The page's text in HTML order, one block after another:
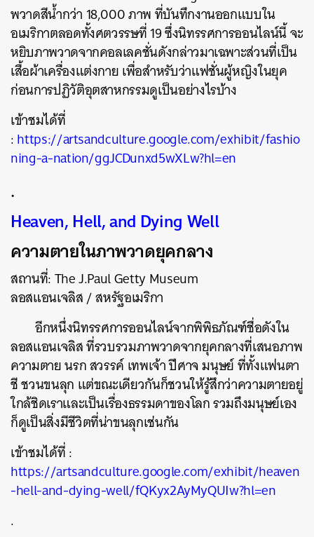
พวาดสีน้ำกว่า 18,000 ภาพ ที่บันทึกงานออกแบบใน
อเมริกาตลอดทั้งศตวรรษที่ 19 ซึ่งนิทรรศการออนไลน์นี้ จะ
หยิบภาพวาดจากคอลเลคชั่นดังกล่าวมาเฉพาะส่วนที่เป็น
เสื้อผ้าเครื่องแต่งกาย เพื่อสำหรับว่าแฟชั่นผู้หญิงในยุค
ก่อนการปฏิวัติอุตสาหกรรมดูเป็นอย่างไรบ้าง
เข้าชมได้ที่
:https://artsandculture.google.com/exhibit/fashio
ning-a-nation/ggJCDunxd5wXLw?hl=en
.
Heaven, Hell, and Dying Well
ความตายในภาพวาดยุคกลาง
สถานที่: The J.Paul Getty Museum
ลอสแอนเจลิส / สหรัฐอเมริกา
อีกหนึ่งนิทรรศการออนไลน์จากพิพิธภัณฑ์ชื่อดังใน
ลอสแอนเจลิส ที่รวบรวมภาพวาดจากยุคกลางที่เสนอภาพ
ความตาย นรก สวรรค์ เทพเจ้า ปีศาจ มนุษย์ ที่ทั้งแฟนตา
ชี ชวนขนลุก แต่ขณะเดียวกันก็ชวนให้รู้สึกว่าความตายอยู่
ใกล้ชิดเราและเป็นเรื่องธรรมดาของโลก รวมถึงมนุษย์เอง
ก็ดูเป็นสิ่งมีชีวิตที่น่าขนลุกเช่นกัน
เข้าชมได้ที่ :
https://artsandculture.google.com/exhibit/heaven
-hell-and-dying-well/fQKyx2AyMyQUIw?hl=en
.
ค้นหา
SHARE TWEET LINE EMAIL